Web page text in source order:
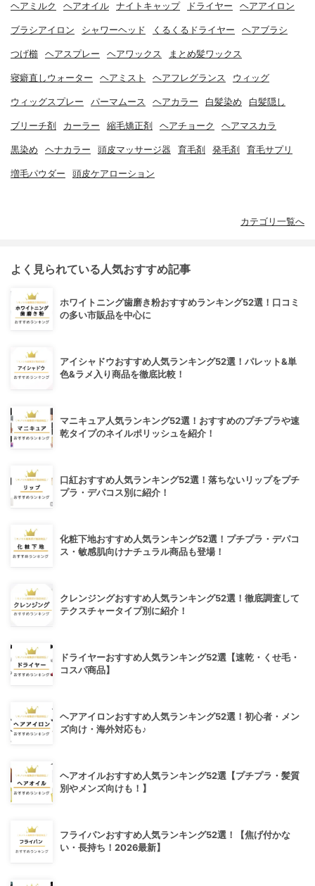
ヘアミルク ヘアオイル ナイトキャップ ドライヤー ヘアアイロン
ブラシアイロン シャワーヘッド くるくるドライヤー ヘアブラシ
つげ櫛 ヘアスプレー ヘアワックス まとめ髪ワックス
寝癖直しウォーター ヘアミスト ヘアフレグランス ウィッグ
ウィッグスプレー パーマムース ヘアカラー 白髪染め 白髪隠し
ブリーチ剤 カーラー 縮毛矯正剤 ヘアチョーク ヘアマスカラ
黒染め ヘナカラー 頭皮マッサージ器 育毛剤 発毛剤 育毛サプリ
増毛パウダー 頭皮ケアローション
カテゴリ一覧へ
よく見られている人気おすすめ記事
ホワイトニング歯磨き粉おすすめランキング52選！口コミ
の多い市販品を中心に
アイシャドウおすすめ人気ランキング52選！パレット&単
色&ラメ入り商品を徹底比較！
マニキュア人気ランキング52選！おすすめのプチプラや速
乾タイプのネイルポリッシュを紹介！
口紅おすすめ人気ランキング52選！落ちないリップをプチ
プラ・デパコス別に紹介！
化粧下地おすすめ人気ランキング52選！プチプラ・デパコ
ス・敏感肌向けナチュラル商品も登場！
クレンジングおすすめ人気ランキング52選！徹底調査して
テクスチャータイプ別に紹介！
ドライヤーおすすめ人気ランキング52選【速乾・くせ毛・
コスパ商品】
ヘアアイロンおすすめ人気ランキング52選！初心者・メン
ズ向け・海外対応も♪
ヘアオイルおすすめ人気ランキング52選【プチプラ・髪質
別やメンズ向けも！】
フライパンおすすめ人気ランキング52選！【焦げ付かな
い・長持ち！2026最新】